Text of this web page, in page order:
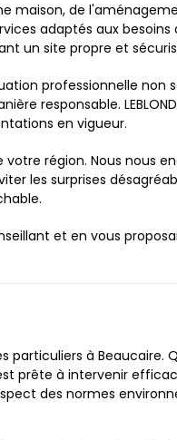
maison, de
adaptés aux besoins
un site propre et
professionnelle non
responsable.
en vigueur.
région. Nous nous
les surprises
et en vous
particuliers à Beaucaire.
prête à intervenir
des normes